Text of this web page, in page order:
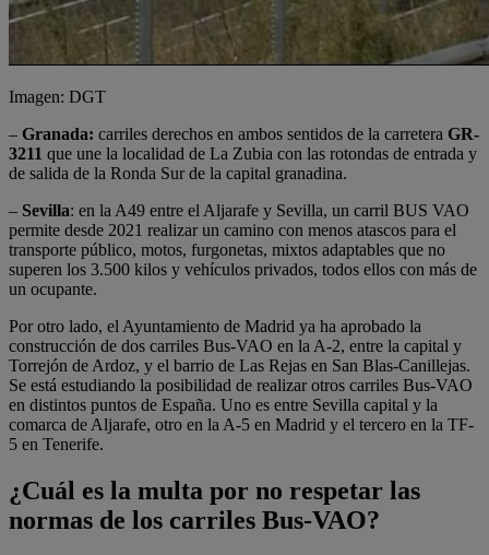
Imagen: DGT
– Granada: carriles derechos en ambos sentidos de la carretera GR-
3211 que une la localidad de La Zubia con las rotondas de entrada y
de salida de la Ronda Sur de la capital granadina.
– Sevilla: en la A49 entre el Aljarafe y Sevilla, un carril BUS VAO
permite desde 2021 realizar un camino con menos atascos para el
transporte público, motos, furgonetas, mixtos adaptables que no
superen los 3.500 kilos y vehículos privados, todos ellos con más de
un ocupante.
Por otro lado, el Ayuntamiento de Madrid ya ha aprobado la
construcción de dos carriles Bus-VAO en la A-2, entre la capital y
Torrejón de Ardoz, y el barrio de Las Rejas en San Blas-Canillejas.
Se está estudiando la posibilidad de realizar otros carriles Bus-VAO
en distintos puntos de España. Uno es entre Sevilla capital y la
comarca de Aljarafe, otro en la A-5 en Madrid y el tercero en la TF-
5 en Tenerife.
¿Cuál es la multa por no respetar las
normas de los carriles Bus-VAO?